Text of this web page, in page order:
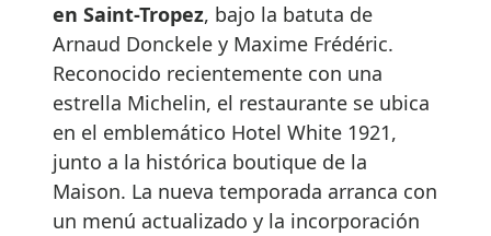
en Saint-Tropez, bajo la batuta de
Arnaud Donckele y Maxime Frédéric.
Reconocido recientemente con una
estrella Michelin, el restaurante se ubica
en el emblemático Hotel White 1921,
junto a la histórica boutique de la
Maison. La nueva temporada arranca con
un menú actualizado y la incorporación